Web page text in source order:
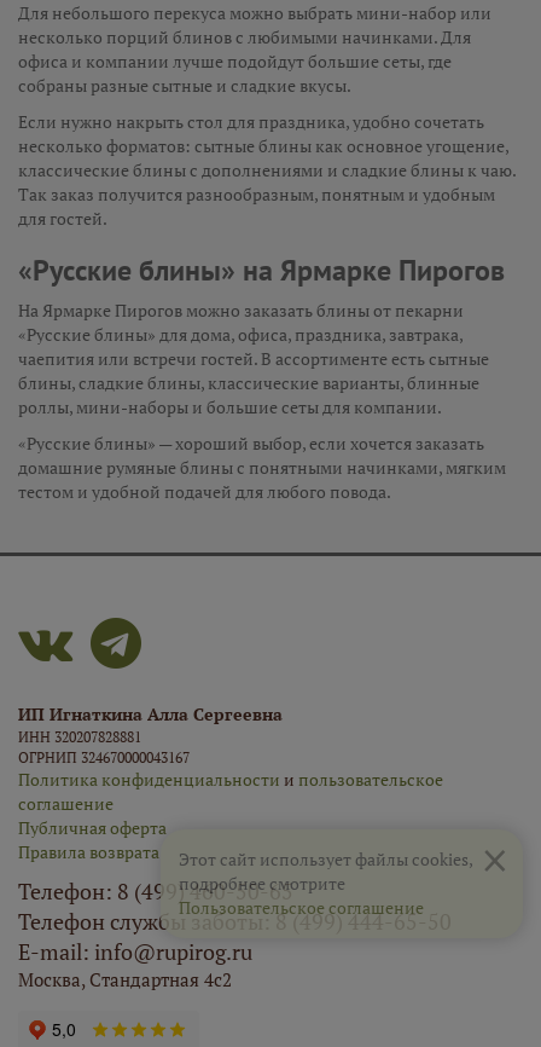
Для небольшого перекуса можно выбрать мини-набор или
несколько порций блинов с любимыми начинками. Для
офиса и компании лучше подойдут большие сеты, где
собраны разные сытные и сладкие вкусы.
Если нужно накрыть стол для праздника, удобно сочетать
несколько форматов: сытные блины как основное угощение,
классические блины с дополнениями и сладкие блины к чаю.
Так заказ получится разнообразным, понятным и удобным
для гостей.
«Русские блины» на Ярмарке Пирогов
На Ярмарке Пирогов можно заказать блины от пекарни
«Русские блины» для дома, офиса, праздника, завтрака,
чаепития или встречи гостей. В ассортименте есть сытные
блины, сладкие блины, классические варианты, блинные
роллы, мини-наборы и большие сеты для компании.
«Русские блины» — хороший выбор, если хочется заказать
домашние румяные блины с понятными начинками, мягким
тестом и удобной подачей для любого повода.
ИП Игнаткина Алла Сергеевна
ИНН 320207828881
ОГРНИП 324670000043167
Политика конфиденциальности и пользовательское
соглашение
Публичная оферта
Правила возврата
Телефон: 8 (499) 460-50-65
Телефон службы заботы: 8 (499) 444-65-50
E-mail: info@rupirog.ru
Москва, Стандартная 4с2
×
Этот сайт использует файлы cookies,
подробнее смотрите
Пользовательское соглашение